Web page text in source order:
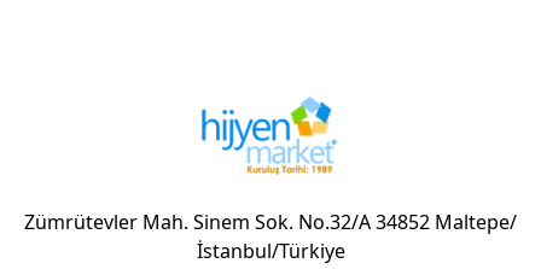
Zümrütevler Mah. Sinem Sok. No.32/A 34852 Maltepe/
İstanbul/Türkiye